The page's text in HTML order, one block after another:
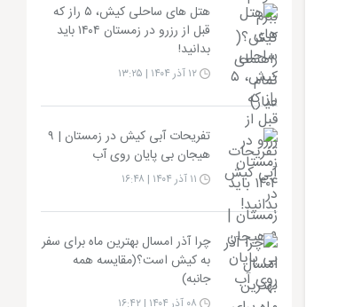
هتل های ساحلی کیش، ۵ راز که
قبل از رزرو در زمستان ۱۴۰۴ باید
بدانید!
۱۲ آذر ۱۴۰۴ | ۱۳:۲۵
تفریحات آبی کیش در زمستان | ۹
هیجان بی پایان روی آب
چرا آذر امسال بهترین ماه برای سفر
به کیش است؟(مقایسه همه
جانبه)